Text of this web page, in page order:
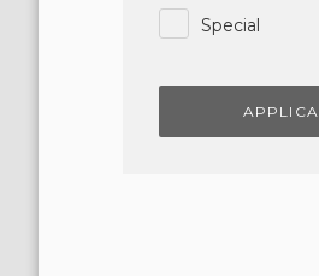
Special
APPLICA